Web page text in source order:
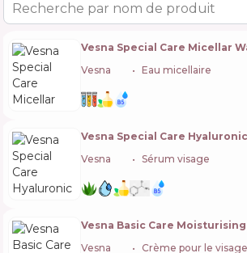
Recherche par nom de produit
Vesna Special Care Micellar
Vesna
Eau micellaire
Vesna Special Care
Vesna
Sérum visage
Vesna Basic Care Moisturising
Vesna
Crème pour le visage